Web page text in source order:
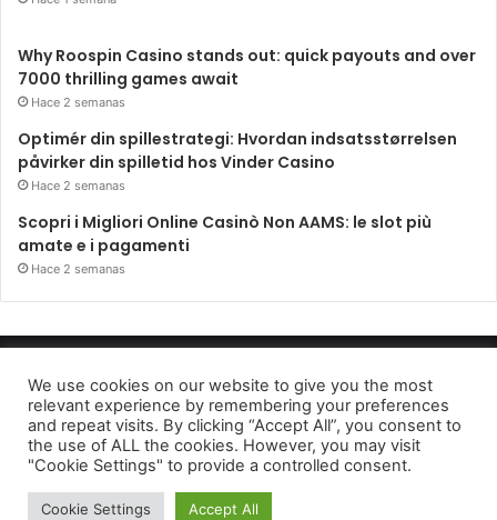
Why Roospin Casino stands out: quick payouts and over
7000 thrilling games await
Hace 2 semanas
Optimér din spillestrategi: Hvordan indsatsstørrelsen
påvirker din spilletid hos Vinder Casino
Hace 2 semanas
Scopri i Migliori Online Casinò Non AAMS: le slot più
amate e i pagamenti
Hace 2 semanas
Periódico El Observador 2022
Avido de privacidad
Facebook
TwitterTelegram
We use cookies on our website to give you the most
relevant experience by remembering your preferences
and repeat visits. By clicking “Accept All”, you consent to
the use of ALL the cookies. However, you may visit
"Cookie Settings" to provide a controlled consent.
Cookie Settings Accept All